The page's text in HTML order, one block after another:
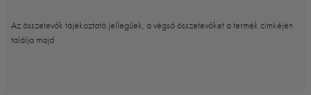
Az összetevők tájékoztató jellegűek, a végső összetevőket a termék cimkéjén
találja majd